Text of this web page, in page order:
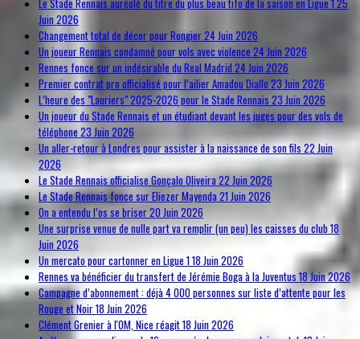
Juin 2026
Changement total de décor pour Rongier24 Juin 2026
Un joueur Rennais condamné pour vols avec violence 24 Juin 2026
Rennes fonce sur un indésirable du Real Madrid 24 Juin 2026
Premier contrat pro officialisé pour l’ailier Amadou Diallo23 Juin 2026
L’heure des "Lauriers" 2025-2026 pour le Stade Rennais 23 Juin 2026
Un joueur du Stade Rennais et un étudiant devant les juges pour des vols de
téléphone23 Juin 2026
Un aller-retour à Londres pour assister à la naissance de son fils 22 Juin
2026
Le Stade Rennais officialise Gonçalo Oliveira22 Juin 2026
Le Stade Rennais fonce sur Eliezer Mayenda 21 Juin 2026
On a entendu l’os se briser20 Juin 2026
Une surprise venue de nulle part va remplir (un peu) les caisses du club18
Juin 2026
Un mercato pour cartonner en Ligue 118 Juin 2026
Rennes va bénéficier du transfert de Jérémie Boga à la Juventus 18 Juin 2026
Campagne d’abonnement : déjà 4 000 personnes sur liste d’attente pour les
Rouge et Noir18 Juin 2026
Clément Grenier à l'OM, Nice réagit18 Juin 2026